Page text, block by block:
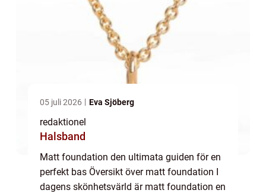
05 juli 2026 Eva Sjöberg
redaktionel
Halsband
Matt foundation den ultimata guiden för en
perfekt bas Översikt över matt foundation I
dagens skönhetsvärld är matt foundation en